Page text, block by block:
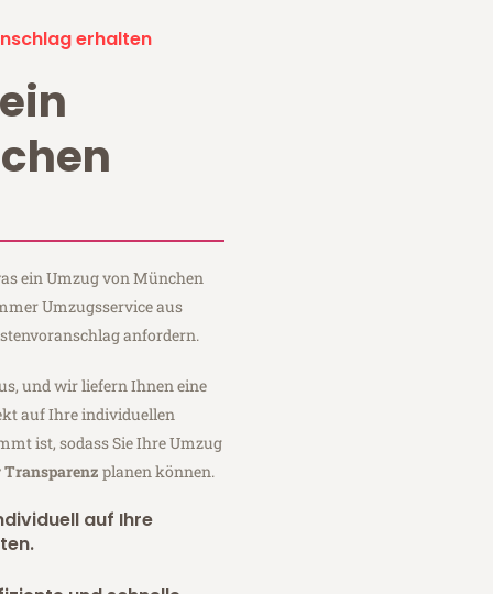
erhalten
ein Umzug von München
Umzugsservice aus
anfordern.
und wir liefern Ihnen eine
auf Ihre individuellen
ist, sodass Sie Ihre Umzug
Transparenz planen können.
auf Ihre